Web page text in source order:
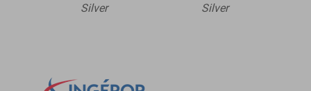
Silver Silver